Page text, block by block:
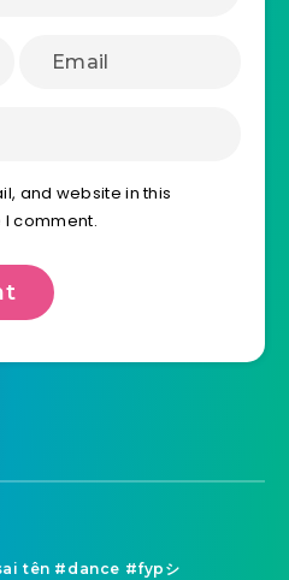
and website in this
comment.
tên #dance #fypシ